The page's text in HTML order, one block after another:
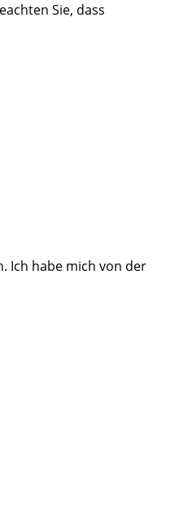
Sie, dass
Ich habe mich von der